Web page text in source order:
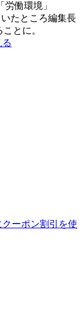
働環境」
たところ編集長
とに。
クーポン割引を使